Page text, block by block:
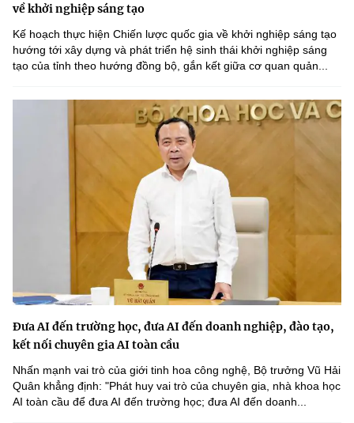
về khởi nghiệp sáng tạo
Kế hoạch thực hiện Chiến lược quốc gia về khởi nghiệp sáng tạo
hướng tới xây dựng và phát triển hệ sinh thái khởi nghiệp sáng
tạo của tỉnh theo hướng đồng bộ, gắn kết giữa cơ quan quản...
Đưa AI đến trường học, đưa AI đến doanh nghiệp, đào tạo,
kết nối chuyên gia AI toàn cầu
Nhấn mạnh vai trò của giới tinh hoa công nghệ, Bộ trưởng Vũ Hải
Quân khẳng định: "Phát huy vai trò của chuyên gia, nhà khoa học
AI toàn cầu để đưa AI đến trường học; đưa AI đến doanh...